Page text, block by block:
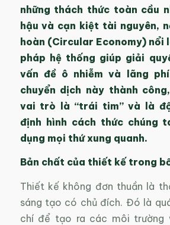
những thách thức toàn cầu
hậu và cạn kiệt tài nguyên,
hoàn (Circular Economy) nổi
pháp hệ thống giúp giải
vấn đề ô nhiễm và lãng
chuyển dịch này thành
vai trò là “trái tim” và là
định hình cách thức chúng
dụng mọi thứ xung quanh.
Bản chất của thiết kế trong
Thiết kế không đơn thuần là
sáng tạo có chủ đích. Đó là
chí để tạo ra các môi trường